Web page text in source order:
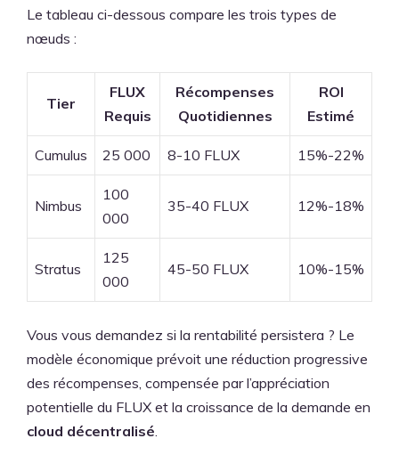
Le tableau ci-dessous compare les trois types de
nœuds :
Tier
FLUX
Requis
Récompenses
Quotidiennes
ROI
Estimé
Cumulus 25 000 8-10 FLUX 15%-22%
Nimbus
100
000
35-40 FLUX 12%-18%
Stratus
125
000
45-50 FLUX 10%-15%
Vous vous demandez si la rentabilité persistera ? Le
modèle économique prévoit une réduction progressive
des récompenses, compensée par l’appréciation
potentielle du FLUX et la croissance de la demande en
cloud décentralisé.